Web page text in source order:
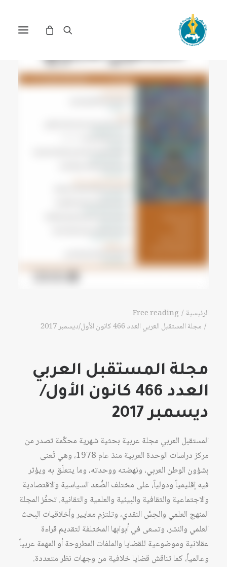
الرئيسية
Free reading
مجلة المستقبل العربي العدد 466 كانون الأول/ديسمبر 2017
مجلة المستقبل العربي
العدد 466 كانون الأول/
ديسمبر 2017
المستقبل العربي مجلة عربية بحثية شهرية محكّمة تصدر من
مركز دراسات الوحدة العربية منذ عام 1978، وهي تُعنى
بشؤون الوطن العربي، ونهضته ووحدته، وما يتعلّق به ويؤثر
فيه إقليمياً ودولياً، على مختلف الصُّعد السياسية والاقتصادية
والاجتماعية والثقافية والبيئية والعلمية والتقانية. تحفِّز المجلة
المنهج العلمي والحِسَّ النقدي، وتلتزم معايير وأخلاقيات البحث
العلمي والنشر، وتسعى في أبوابها المختلفة لتقديم قراءة
عقلانية وموضوعية للقضايا والملفات المطروحة أو المهمة عربياً
وعالمياً، كما تناقش قضايا خلافية من وجهات نظر متعددة.